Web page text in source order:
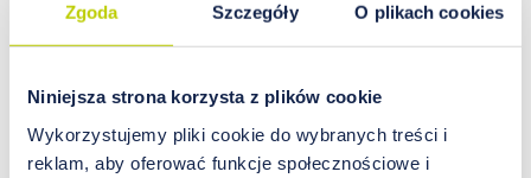
Zgoda Szczegóły O plikach cookies
Niniejsza strona korzysta z plików cookie
Wykorzystujemy pliki cookie do wybranych treści i
reklam, aby oferować funkcje społecznościowe i
SUPLEMENTACJA PRZED CIĄŻĄ
Znalezienie odpowiednich suplementów przed
dziecka. Do najważniejszych składników, które
powinny być uwzględnione w suplementacji, należą
kwas foliowy, żelazo, jod, witamina D i omega-3.